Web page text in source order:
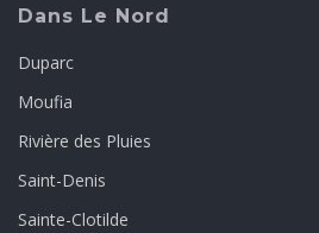
Dans Le Nord
Duparc
Moufia
Rivière des Pluies
Saint-Denis
Sainte-Clotilde